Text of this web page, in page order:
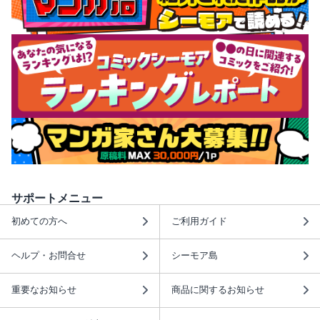
サポートメニュー
初めての方へ ご利用ガイド
ヘルプ・お問合せ シーモア島
重要なお知らせ 商品に関するお知らせ